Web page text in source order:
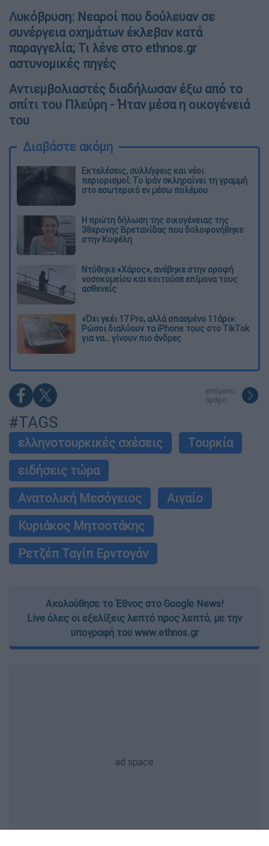
Λυκόβρυση: Νεαροί που δούλευαν σε
συνέργεια οχημάτων έκλεβαν κατά
παραγγελία; Τι λένε στο ethnos.gr
αστυνομικές πηγές
Αντιεμβολιαστές διαδήλωσαν έξω από το
σπίτι του Πλεύρη - Ήταν μέσα η οικογένειά
του
Διαβάστε ακόμη
Εκτελέσεις, συλλήψεις και νέοι
περιορισμοί: Το Ιράν σκληραίνει τη γραμμή
στο εσωτερικό εν μέσω πολέμου
Η πρώτη δήλωση της οικογένειας της
38χρονης Βρετανίδας που δολοφονήθηκε
στην Κυψέλη
Ντύθηκε «Χάρος», ανέβηκε στην οροφή
νοσοκομείου και κοιτούσε επίμονα τους
ασθενείς
«Όχι γκέι 17 Pro, αλλά σπασμένο 11άρι»:
Ρώσοι διαλύουν τα iPhone τους στο TikTok
για να... γίνουν πιο άνδρες
επόμενο
άρθρο
#TAGS
ελληνοτουρκικές σχέσεις
Τουρκία
ειδήσεις τώρα
Ανατολική Μεσόγειος
Αιγαίο
Κυριάκος Μητσοτάκης
Ρετζέπ Ταγίπ Ερντογάν
Ακολούθησε το Έθνος στο Google News!
Live όλες οι εξελίξεις λεπτό προς λεπτό, με την
υπογραφή του www.ethnos.gr